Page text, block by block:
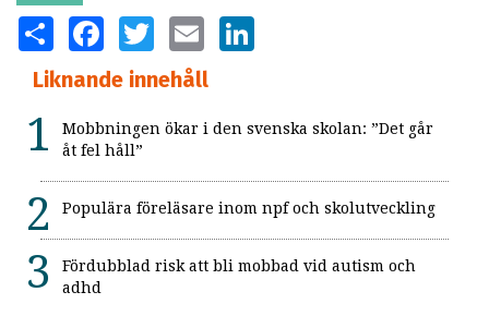
SHARE FACEBOOKTWITTER EMAIL
Liknande innehåll
Mobbningen ökar i den svenska skolan: ”Det går
åt fel håll”
Populära föreläsare inom npf och skolutveckling
Fördubblad risk att bli mobbad vid autism och
adhd